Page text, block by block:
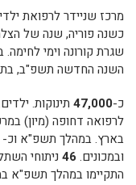
מרכז שניידר לרפואת
כשנה פוריה, שנה של
שגרת קורונה וימי
השנה החדשה תשפ"ב,
כ-47,000 תינוקות.
לרפואה דחופה (מיון)
בארץ. במהלך תשפ"א וכ-
ובמכונים. 46 ניתוחי
התקיימו במהלך תשפ"א